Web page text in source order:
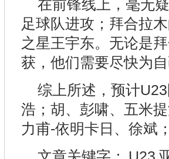
在前锋线上，毫无
足球队进攻；拜合拉
之星王宇东。无论是
获，他们需要尽快为
综上所述，预计
浩；胡、彭啸、五米
力甫-依明卡日、徐斌